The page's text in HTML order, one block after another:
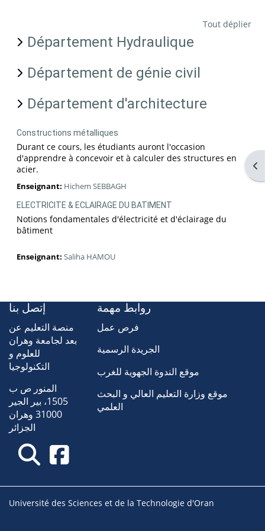
Tout déplier
Département Hydraulique
Département de génie civil
Département d'architecture
Constructions métalliques
Durant ce cours, les étudiants auront l'occasion
d'apprendre à concevoir et à calculer des structures en
acier.
Enseignant: Hichem SEBBAGH
ELECTRICITE & ECLAIRAGE DU BATIMENT
Notions fondamentales d'électricité et d'éclairage du
bâtiment
Enseignant: Saliha HAMOU
إتصل بنا
منصة التعليم عن
بعد لجامعة وهران
للعلوم و
التكنولوجيا
المنور ص ب
1505، بير الجير
31000 وهران
الجزائر
روابط مهمة
فرص عمل
الجريدة الرسمية
موقع الندوة الجهوية للغرب
موقع وزارة التعليم العالي و البحث
العلمي
Université des Sciences et de la Technologie d'Oran